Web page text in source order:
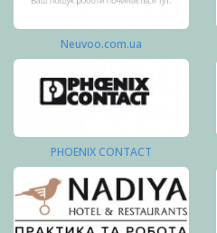
Neuvoo.com.ua
PHOENIX CONTACT